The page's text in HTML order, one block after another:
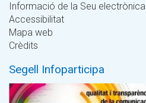
Informació de la Seu electrònica
Accessibilitat
Mapa web
Crèdits
Segell Infoparticipa